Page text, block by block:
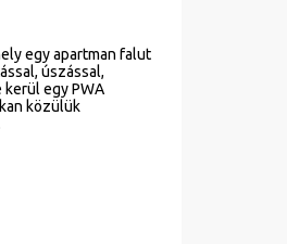
egy apartman falut
úszással,
kerül egy PWA
közülük